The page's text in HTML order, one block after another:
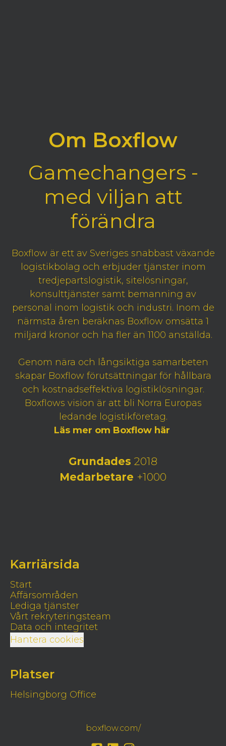
Om Boxflow
Gamechangers -
med viljan att
förändra
Boxflow är ett av Sveriges snabbast växande
logistikbolag och erbjuder tjänster inom
tredjepartslogistik, sitelösningar,
konsulttjänster samt bemanning av
personal inom logistik och industri. Inom de
närmsta åren beräknas Boxflow omsätta 1
miljard kronor och ha fler än 1100 anställda.
Genom nära och långsiktiga samarbeten
skapar Boxflow förutsättningar för hållbara
och kostnadseffektiva logistiklösningar.
Boxflows vision är att bli Norra Europas
ledande logistikföretag.
Läs mer om Boxflow här
Grundades 2018
Medarbetare +1000
Karriärsida
Start
Affärsområden
Lediga tjänster
Vårt rekryteringsteam
Data och integritet
Hantera cookies
Platser
Helsingborg Office
boxflow.com/